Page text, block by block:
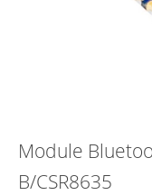
Module
B/CSR8635